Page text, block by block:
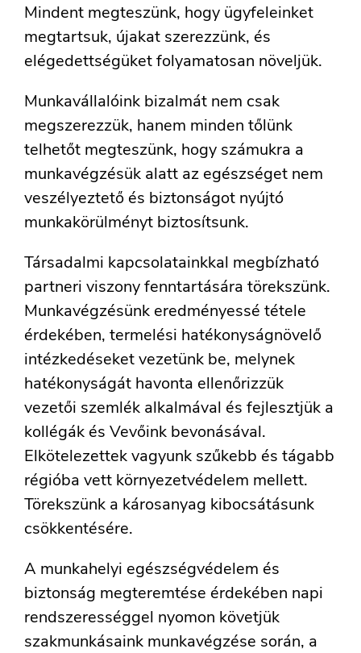
Mindent megteszünk, hogy ügyfeleinket
megtartsuk, újakat szerezzünk, és
elégedettségüket folyamatosan növeljük.
Munkavállalóink bizalmát nem csak
megszerezzük, hanem minden tőlünk
telhetőt megteszünk, hogy számukra a
munkavégzésük alatt az egészséget nem
veszélyeztető és biztonságot nyújtó
munkakörülményt biztosítsunk.
Társadalmi kapcsolatainkkal megbízható
partneri viszony fenntartására törekszünk.
Munkavégzésünk eredményessé tétele
érdekében, termelési hatékonyságnövelő
intézkedéseket vezetünk be, melynek
hatékonyságát havonta ellenőrizzük
vezetői szemlék alkalmával és fejlesztjük a
kollégák és Vevőink bevonásával.
Elkötelezettek vagyunk szűkebb és tágabb
régióba vett környezetvédelem mellett.
Törekszünk a károsanyag kibocsátásunk
csökkentésére.
A munkahelyi egészségvédelem és
biztonság megteremtése érdekében napi
rendszerességgel nyomon követjük
szakmunkásaink munkavégzése során, a